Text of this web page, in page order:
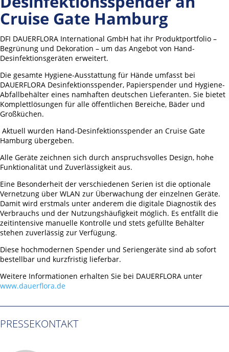
Cruise Gate Hamburg
DFI DAUERFLORA International GmbH hat ihr Produktportfolio –
Begrünung und Dekoration – um das Angebot von Hand-
Desinfektionsgeräten erweitert.
Die gesamte Hygiene-Ausstattung für Hände umfasst bei
DAUERFLORA Desinfektionsspender, Papierspender und Hygiene-
Abfallbehälter eines namhaften deutschen Lieferanten. Sie bietet
Komplettlösungen für alle öffentlichen Bereiche, Bäder und
Großküchen.
Aktuell wurden Hand-Desinfektionsspender an Cruise Gate
Hamburg übergeben.
Alle Geräte zeichnen sich durch anspruchsvolles Design, hohe
Funktionalität und Zuverlässigkeit aus.
Eine Besonderheit der verschiedenen Serien ist die optionale
Vernetzung über WLAN zur Überwachung der einzelnen Geräte.
Damit wird erstmals unter anderem die digitale Diagnostik des
Verbrauchs und der Nutzungshäufigkeit möglich. Es entfällt die
zeitintensive manuelle Kontrolle und stets gefüllte Behälter
stehen zuverlässig zur Verfügung.
Diese hochmodernen Spender und Seriengeräte sind ab sofort
bestellbar und kurzfristig lieferbar.
Weitere Informationen erhalten Sie bei DAUERFLORA unter
www.dauerflora.de
PRESSEKONTAKT